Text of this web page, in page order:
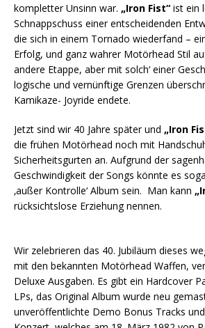
kompletter Unsinn war. „Iron Fist“ ist ein
Schnappschuss einer entscheidenden
die sich in einem Tornado wiederfand –
Erfolg, und ganz wahrer Motörhead Stil
andere Etappe, aber mit solch‘ einer
logische und vernünftige Grenzen
Kamikaze- Joyride endete.
Jetzt sind wir 40 Jahre später und „Iron
die frühen Motörhead noch mit
Sicherheitsgurten an. Aufgrund der
Geschwindigkeit der Songs könnte es
‚außer Kontrolle‘ Album sein. Man kann
rücksichtslose Erziehung nennen.
Wir zelebrieren das 40. Jubiläum dieses
mit den bekannten Motörhead Waffen,
Deluxe Ausgaben. Es gibt ein Hardcover
LPs, das Original Album wurde neu
unveröffentlichte Demo Bonus Tracks